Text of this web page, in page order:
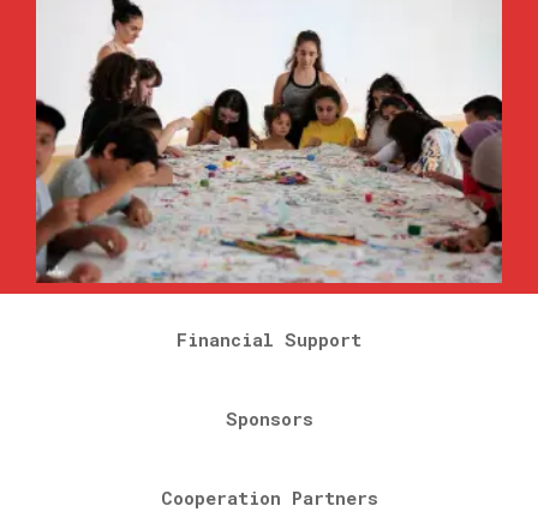
Financial Support
Sponsors
Cooperation Partners